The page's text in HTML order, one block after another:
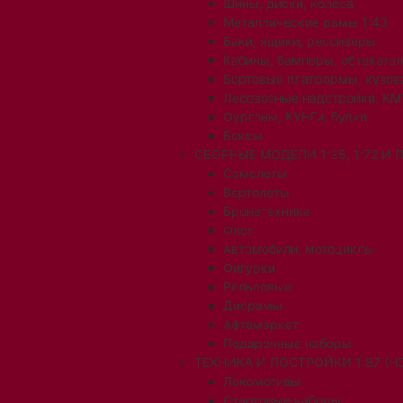
Шины, диски, колеса
Металлические рамы 1:43
Баки, ящики, рессиверы
Кабины, бамперы,
Бортовые платформы,
Лесовозные надстройки,
Фургоны, КУНГи, будки
Боксы
СБОРНЫЕ МОДЕЛИ 1:35, 1:72 И
Самолеты
Вертолеты
Бронетехника
Флот
Автомобили, мотоциклы
Фигурки
Рельсовые
Диорамы
Афтемаркет
Подарочные наборы
ТЕХНИКА И ПОСТРОЙКИ 1:87
Локомотивы
Стартовые наборы